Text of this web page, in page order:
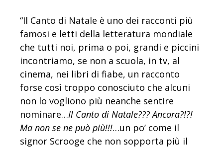
“Il Canto di Natale è uno dei racconti più
famosi e letti della letteratura mondiale
che tutti noi, prima o poi, grandi e piccini
incontriamo, se non a scuola, in tv, al
cinema, nei libri di fiabe, un racconto
forse così troppo conosciuto che alcuni
non lo vogliono più neanche sentire
nominare…Il Canto di Natale??? Ancora?!?!
Ma non se ne può più!!!…un po’ come il
signor Scrooge che non sopporta più il